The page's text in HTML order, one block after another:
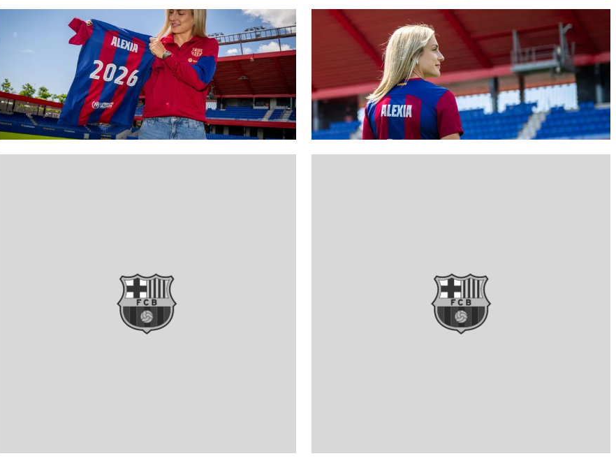
FC Barcelona club badge FC Barcelona club badge